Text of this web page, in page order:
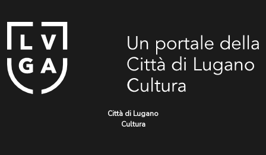
Città di Lugano
Cultura